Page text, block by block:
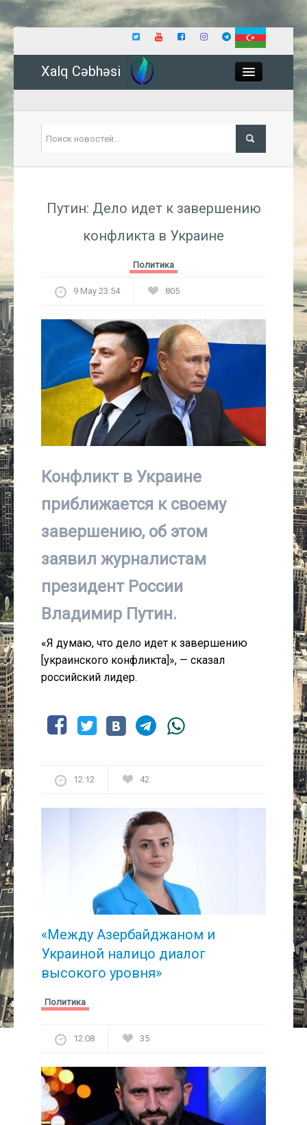
Xalq Cəbhəsi
Экономика
Культура
Интервью
Виды спорта
Проект
Путин: Дело идет к завершению
конфликта в Украине
Политика
9 May 23:54 805
Конфликт в Украине
приближается к своему
завершению, об этом
заявил журналистам
президент России
Владимир Путин.
«Я думаю, что дело идет к завершению
[украинского конфликта]», — сказал
российский лидер.
12:12 42
«Между Азербайджаном и
Украиной налицо диалог
высокого уровня»
Политика
12:08 35